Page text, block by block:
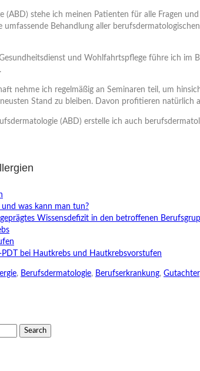
(ABD) stehe ich meinen Patienten für alle Fragen
umfassende Behandlung aller
und Wohlfahrtspflege führe ich
nehme ich regelmäßig an Seminaren teil, um
Stand zu bleiben. Davon profitieren natürlich
(ABD) erstelle ich auch
und was kann man tun?
Wissensdefizit in den betroffenen
PDT bei Hautkrebs und Hautkrebsvorstufen
, Berufsdermatologie, Berufserkrankung, Gutachter